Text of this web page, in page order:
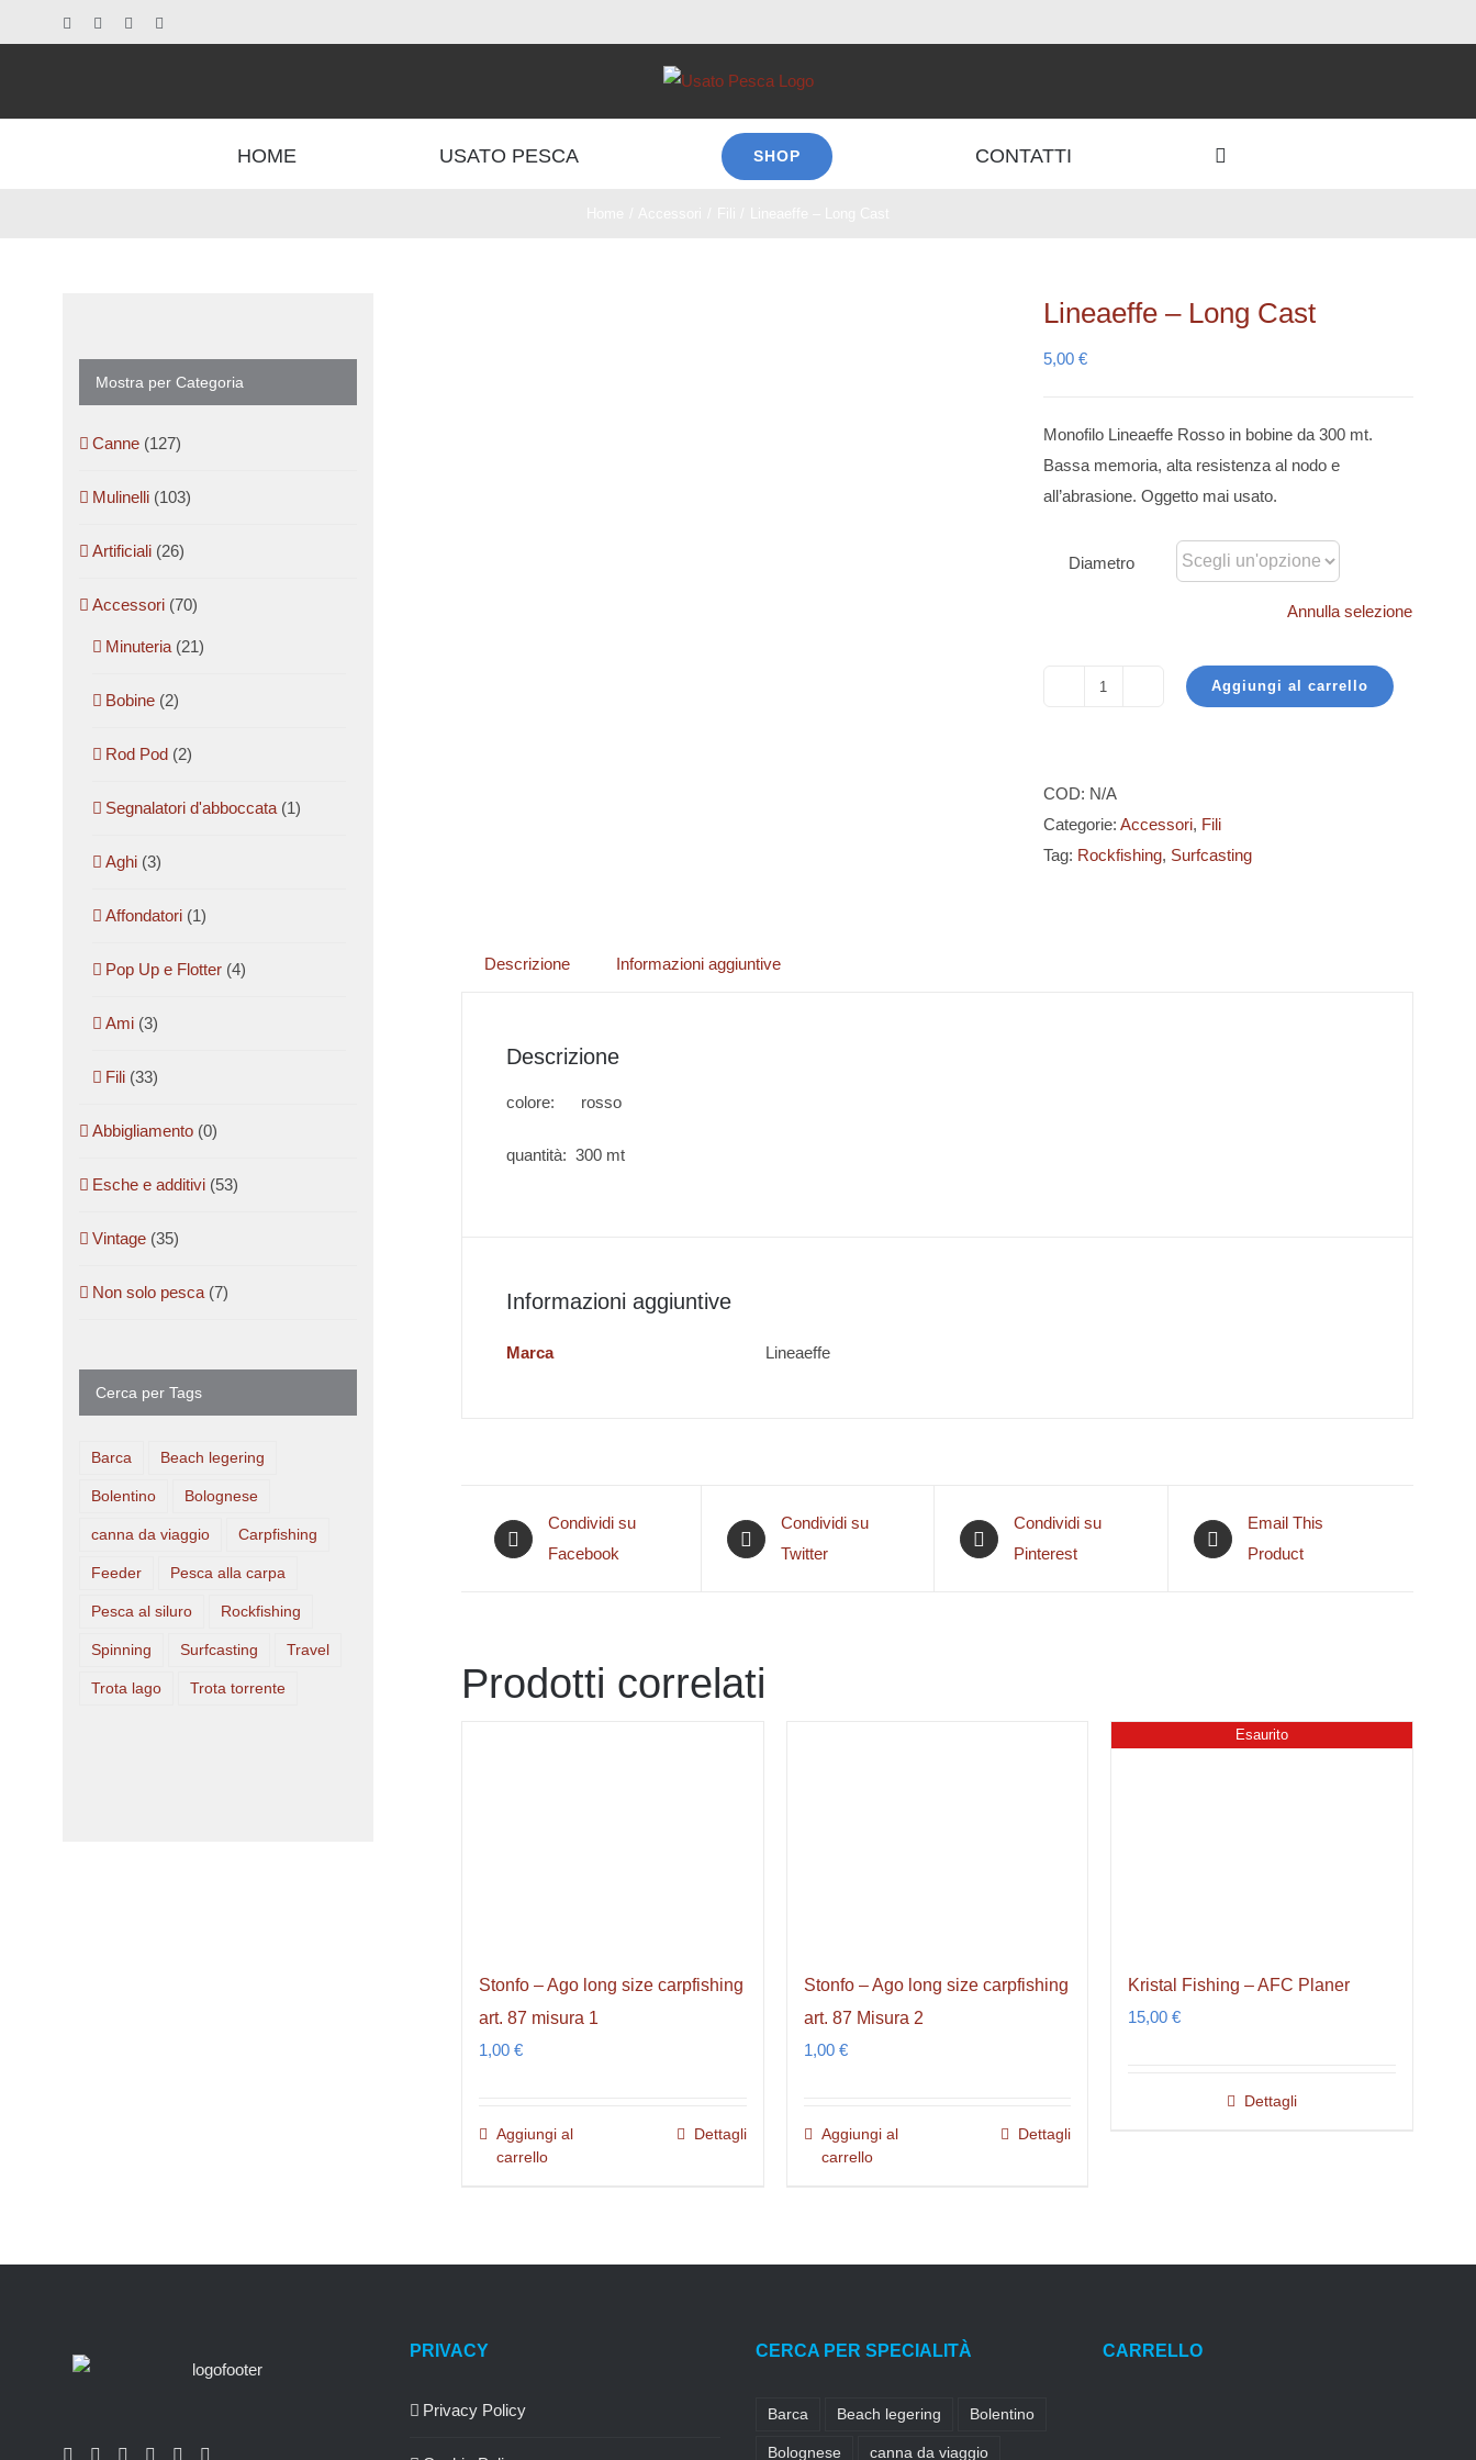
al
Facebook Instagram
HOME USATO PESCA SHOP CONTATTI
Lineaeffe – Long Cast
5,00 €
Monofilo Lineaeffe Rosso in bobine da 300 mt.
Bassa memoria, alta resistenza al nodo e
all’abrasione. Oggetto mai usato.
Diametro
Annulla selezione
Cast
quantità
Aggiungi al carrello
COD: N/A
Categorie: Accessori, Fili
Tag: Rockfishing, Surfcasting
Descrizione Informazioni aggiuntive
Descrizione
colore: rosso
quantità: 300 mt
Informazioni aggiuntive
Marca Lineaeffe
Condividi su
Facebook
Condividi su
Twitter
Condividi su
Pinterest
Email This
Product
Prodotti correlati
Stonfo – Ago long size carpfishing
art. 87 misura 1
1,00 €
Aggiungi al
carrello
Dettagli
Stonfo – Ago long size carpfishing
art. 87 Misura 2
1,00 €
Aggiungi al
carrello
Dettagli
Esaurito
Kristal Fishing – AFC Planer
15,00€
Dettagli
Mostra per Categoria
Canne (127)
Mulinelli (103)
Artificiali (26)
Accessori (70)
Minuteria (21)
Bobine (2)
Rod Pod (2)
Segnalatori d'abboccata (1)
Aghi (3)
Affondatori (1)
Pop Up e Flotter (4)
Ami (3)
Fili (33)
Abbigliamento (0)
Esche e additivi (53)
Vintage (35)
Non solo pesca (7)
Cerca per Tags
Barca Beach legering
Bolentino Bolognese
canna da viaggio Carpfishing
Feeder Pesca alla carpa
Pesca al siluro Rockfishing
Spinning Surfcasting Travel
Trota lago Trota torrente
PRIVACY
Privacy Policy
CERCA PER SPECIALITÀ
Barca Beach legering Bolentino
Bolognese canna da viaggio
CARRELLO